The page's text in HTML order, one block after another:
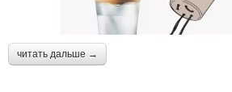
читать дальше →